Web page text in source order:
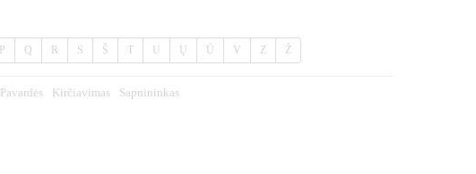
P Q R S Š T U Ų Ū V Z Ž
Pavardės Kirčiavimas
Sapnininkas